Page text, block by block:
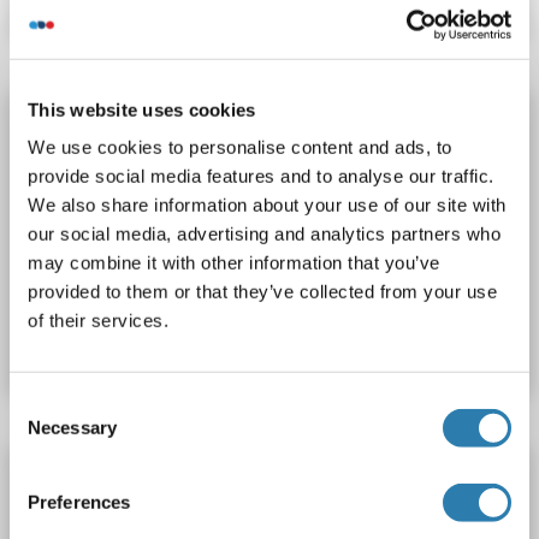
This website uses cookies
We use cookies to personalise content and ads, to
provide social media features and to analyse our traffic.
We also share information about your use of our site with
our social media, advertising and analytics partners who
may combine it with other information that you’ve
provided to them or that they’ve collected from your use
of their services.
Selection
Necessary
Preferences
ABHD14B ELISA Kit
ABHD14B Reaktivität: Maus
Colorimetric
Competition ELISA
0.5-10 ng/mL
Cell Culture Supernatant, Plasma, Serum, Tissue Homogenate
Produktnummer ABIN1745079
ABHD14B Reaktivität: Kaninchen